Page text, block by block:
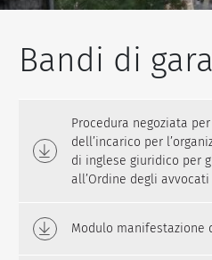
Bandi di
Procedura negoziata
dell’incarico per
di inglese giuridico per
all’Ordine degli
Modulo manifestazione